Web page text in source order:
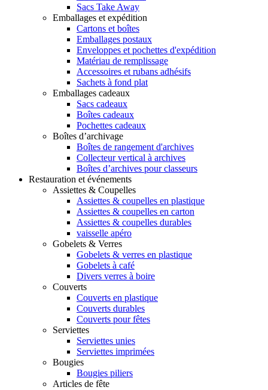
Sacs Take Away
Emballages et expédition
Cartons et boîtes
Emballages postaux
Enveloppes et pochettes d'expédition
Matériau de remplissage
Accessoires et rubans adhésifs
Sachets à fond plat
Emballages cadeaux
Sacs cadeaux
Boîtes cadeaux
Pochettes cadeaux
Boîtes d’archivage
Boîtes de rangement d'archives
Collecteur vertical à archives
Boîtes d’archives pour classeurs
Restauration et événements
Assiettes & Coupelles
Assiettes & coupelles en plastique
Assiettes & coupelles en carton
Assiettes & coupelles durables
vaisselle apéro
Gobelets & Verres
Gobelets & verres en plastique
Gobelets à café
Divers verres à boire
Couverts
Couverts en plastique
Couverts durables
Couverts pour fêtes
Serviettes
Serviettes unies
Serviettes imprimées
Bougies
Bougies piliers
Articles de fête